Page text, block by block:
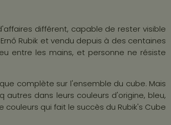
différent, capable de rester visible
Rubik et vendu depuis à des centaines
entre les mains, et personne ne résiste
complète sur l'ensemble du cube. Mais
dans leurs couleurs d'origine, bleu,
qui fait le succès du Rubik's Cube